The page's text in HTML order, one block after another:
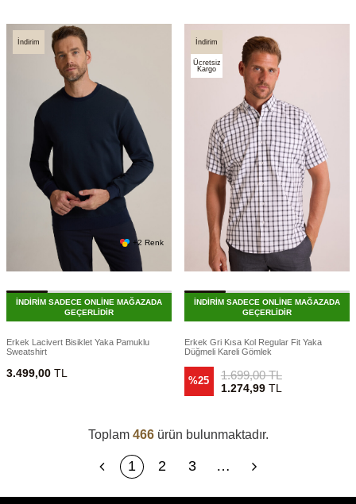
İndirim
+2 Renk
İNDİRİM SADECE ONLİNE MAĞAZADA
GEÇERLİDİR
Erkek Lacivert Bisiklet Yaka Pamuklu
Sweatshirt
3.499,00 TL
İndirim
Ücretsiz
Kargo
İNDİRİM SADECE ONLİNE MAĞAZADA
GEÇERLİDİR
Erkek Gri Kısa Kol Regular Fit Yaka
Düğmeli Kareli Gömlek
%25 1.699,00TL
1.274,99TL
Toplam 466ürün bulunmaktadır.
1 2 3 …